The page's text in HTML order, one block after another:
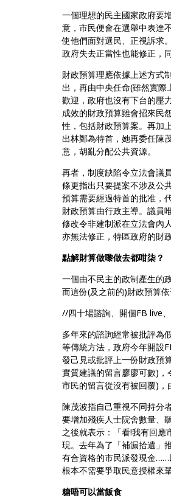
一個理想的民主國家政府要
意，市民便會在選舉中表
使他們面對選民、正視訴求
政府失去正當性也能修正，
財政預算理應依據上述方式
出，再由中央任命(雖然實
歡迎，政府也沒有下台的壓
成效的財政預算雖會招來民
性，包括財政預算案。再加
出林鄭為特首，她再委任陳
意，胡亂分配公共資源。
再者，制度缺陷令立法會議
條更指出只要提案不涉及公
預算需要經過特首的批准，
財政預算由行政主導。議員
修改令非建制派在立法會內
亦無法修正，特區政府的財
點解財算做嚟做去都咁柒？
一個由不民主的政制產生的
而這份(及之前的)財政預算
//四十場諮詢、開個FB live
多年來的諮詢經常被批評為
等傳統方法，政府今年開設
發己見或批評上一份財政預
實質建議的留言廖廖可數)，
市民的留言從沒有被回覆)，
陳茂波指自己重視不同持分
要增加殘疾人士院舍數量、
之後就表示：「看!我有回應
現。去年為了「補漏拾遺」
有合資格的市民派發現金……
根本不需要爭取民意授權來
糖唔可以當飯食